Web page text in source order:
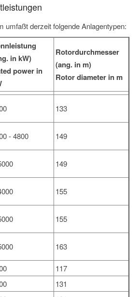
umfaßt derzeit folgende Anlagentypen:
in kW)
power in
Rotordurchmesser
(ang. in m)
Rotor diameter in m
133
- 4800 149
149
155
155
163
117
131